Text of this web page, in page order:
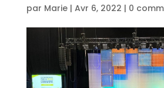
par Marie| Avr 6, 2022 | 0